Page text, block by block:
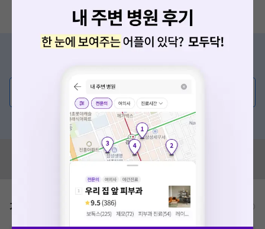
💬 무엇이든 물어보세요
혹은, 의료상담 서비스에 다양한 게시글 보러가기
혹시 잘못된 병원정보가 있나요?
모두닥 팀에 알려주세요!
가격표 비급여/급여 진료란?